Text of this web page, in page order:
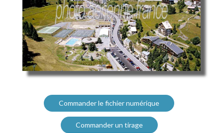
Commander le fichier numérique
Commander un tirage